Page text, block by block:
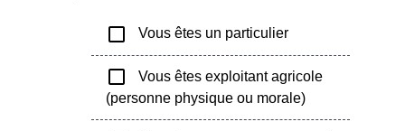
check_box_outline_blank Vous êtes un particulier
check_box_outline_blank
Vous êtes exploitant agricole
(personne physique ou morale)